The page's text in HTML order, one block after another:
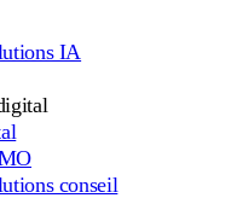
IA
conseil